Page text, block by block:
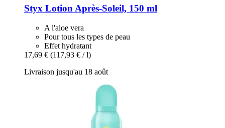
Styx Lotion Après-​Soleil, 150 ml
A l'aloe vera
Pour tous les types de peau
Effet hydratant
17,69 € (117,93 € / l)
Livraison jusqu'au 18 août